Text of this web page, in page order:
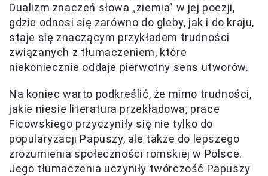
Dualizm znaczeń słowa „ziemia” w jej poezji,
gdzie odnosi się zarówno do gleby, jak i do kraju,
staje się znaczącym przykładem trudności
związanych z tłumaczeniem, które
niekoniecznie oddaje pierwotny sens utworów.
Na koniec warto podkreślić, że mimo trudności,
jakie niesie literatura przekładowa, prace
Ficowskiego przyczyniły się nie tylko do
popularyzacji Papuszy, ale także do lepszego
zrozumienia społeczności romskiej w Polsce.
Jego tłumaczenia uczyniły twórczość Papuszy